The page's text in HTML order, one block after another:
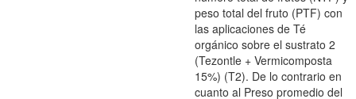
peso total del fruto (PTF) con
las aplicaciones de Té
orgánico sobre el sustrato 2
(Tezontle + Vermicomposta
15%) (T2). De lo contrario en
cuanto al Preso promedio del